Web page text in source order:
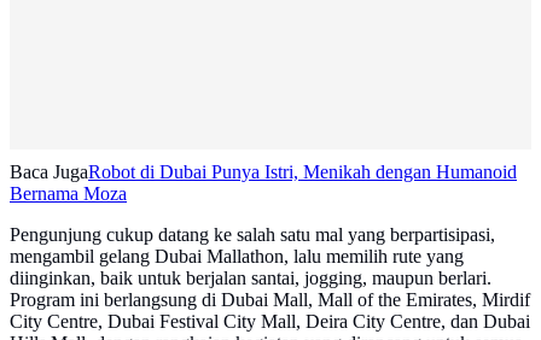
Baca JugaRobot di Dubai Punya Istri, Menikah dengan Humanoid
Bernama Moza
Pengunjung cukup datang ke salah satu mal yang berpartisipasi,
mengambil gelang Dubai Mallathon, lalu memilih rute yang
diinginkan, baik untuk berjalan santai, jogging, maupun berlari.
Program ini berlangsung di Dubai Mall, Mall of the Emirates, Mirdif
City Centre, Dubai Festival City Mall, Deira City Centre, dan Dubai